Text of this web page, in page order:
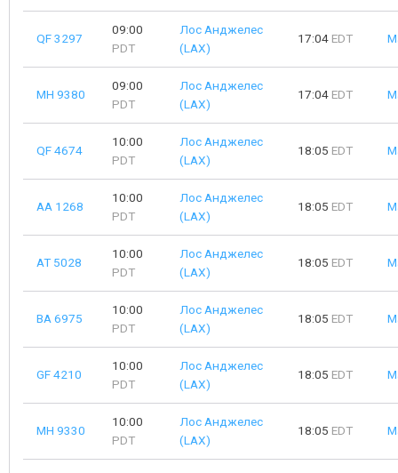
QF 3297
09:00
PDT
Лос Анджелес
(LAX)
17:04 EDT
MH 9380
09:00
PDT
Лос Анджелес
(LAX)
17:04 EDT
QF 4674
10:00
PDT
Лос Анджелес
(LAX)
18:05 EDT
AA 1268
10:00
PDT
Лос Анджелес
(LAX)
18:05 EDT
AT 5028
10:00
PDT
Лос Анджелес
(LAX)
18:05 EDT
BA 6975
10:00
PDT
Лос Анджелес
(LAX)
18:05 EDT
GF 4210
10:00
PDT
Лос Анджелес
(LAX)
18:05 EDT
MH 9330
10:00
PDT
Лос Анджелес
(LAX)
18:05 EDT